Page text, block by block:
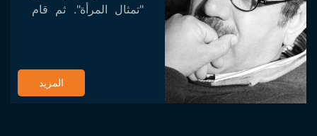
"تمثال المرأة". ثم قام
وكلاهما تم عرضهما في
المزيد